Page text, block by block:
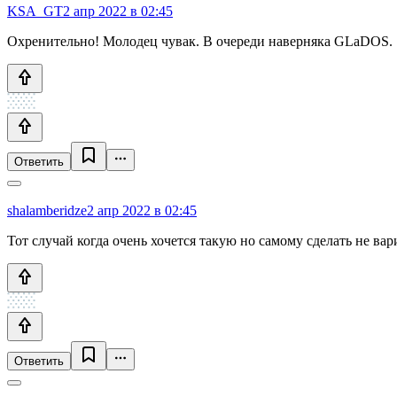
KSA_GT2 апр 2022 в 02:45
Охренительно! Молодец чувак. В очереди наверняка GLaDOS.
Ответить
shalamberidze2 апр 2022 в 02:45
Тот случай когда очень хочется такую но самому сделать не
Ответить